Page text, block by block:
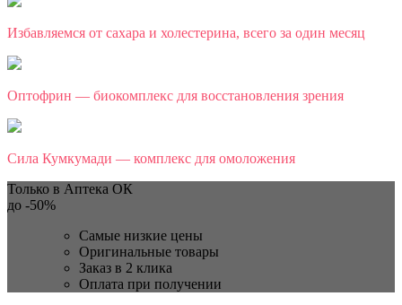
Избавляемся от сахара и холестерина, всего за один месяц
Оптофрин — биокомплекс для восстановления зрения
Сила Кумкумади — комплекс для омоложения
Только в Аптека ОК
до -50%
Самые низкие цены
Оригинальные товары
Заказ в 2 клика
Оплата при получении